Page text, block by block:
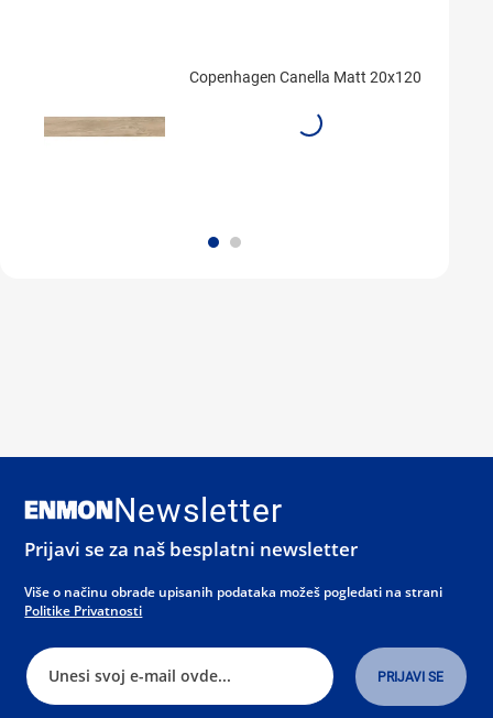
Copenhagen Canella Matt 20x120
Newsletter
Prijavi se za naš besplatni newsletter
Više o načinu obrade upisanih podataka možeš pogledati na strani
Politike Privatnosti